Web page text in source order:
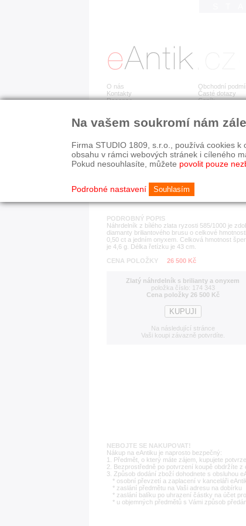
O nás
Kontakty
Recenze
Obchodní
Časté dotazy
Ceník
Detail položky č. 174 343
PODROBNÝ POPIS
Náhrdelník z bílého zlata ryzosti 585/1000 je
diamanty briliantového brusu o celkové hmotnosti
0,50 ct a jedním onyxem. Celková hmotnost
je 4,6 g. Délka řetízku je 43 cm.
CENA POLOŽKY
26 500 Kč
Zlatý náhrdelník s brilianty a onyxem
položka číslo: 174 343
Cena položky 26 500 Kč
Na následující stránce
Vaši koupi závazně potvrdíte.
NEBOJTE SE NAKUPOVAT!
Nákup na eAntiku je naprosto bezpečný:
1. Předmět, o který máte zájem, kupujete
2. Bezprostředně po potvrzení koupě obdržíte z
3. Způsob dodání zboží dohodnete s obsluhou
* osobní převzetí a zaplacení v kanceláři
* zaslání předmětu na Vaši adresu na dobírku
* zaslání balíku po uhrazení částky na účet
* u objemných předmětů s Vámi způsob
Na vašem soukromí nám
Firma STUDIO 1809, s.r.o., používá cookies
obsahu v rámci webových stránek i cíleného
Pokud nesouhlasíte, můžete povolit pouze
Podrobné nastavení Souhlasím